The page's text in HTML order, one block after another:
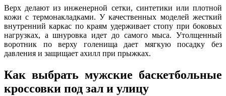
Верх делают из инженерной сетки, синтетики или плотной
кожи с термонакладками. У качественных моделей жесткий
внутренний каркас по краям удерживает стопу при боковых
нагрузках, а шнуровка идет до самого мыса. Утолщенный
воротник по верху голенища дает мягкую посадку без
давления и защищает ахилл при прыжках.
Как выбрать мужские баскетбольные
кроссовки под зал и улицу